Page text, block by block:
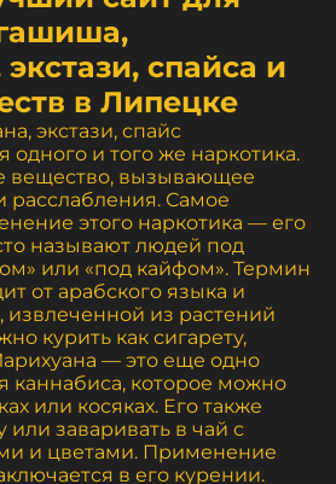
спайса и
в Липецке
экстази, спайс
одного и того же наркотика.
вещество, вызывающее
расслабления. Самое
этого наркотика — его
называют людей под
или «под кайфом». Термин
от арабского языка и
извлеченной из растений
курить как сигарету,
— это еще одно
каннабиса, которое можно
или косяках. Его также
заваривать в чай с
и цветами. Применение
в его курении.